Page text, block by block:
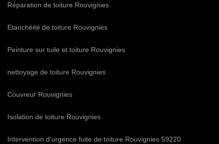
Réparation de toiture Rouvignies
Etanchéité de toiture Rouvignies
Peinture sur tuile et toiture Rouvignies
nettoyage de toiture Rouvignies
Couvreur Rouvignies
Isolation de toiture Rouvignies
Intervention d'urgence fuite de toiture Rouvignies 59220